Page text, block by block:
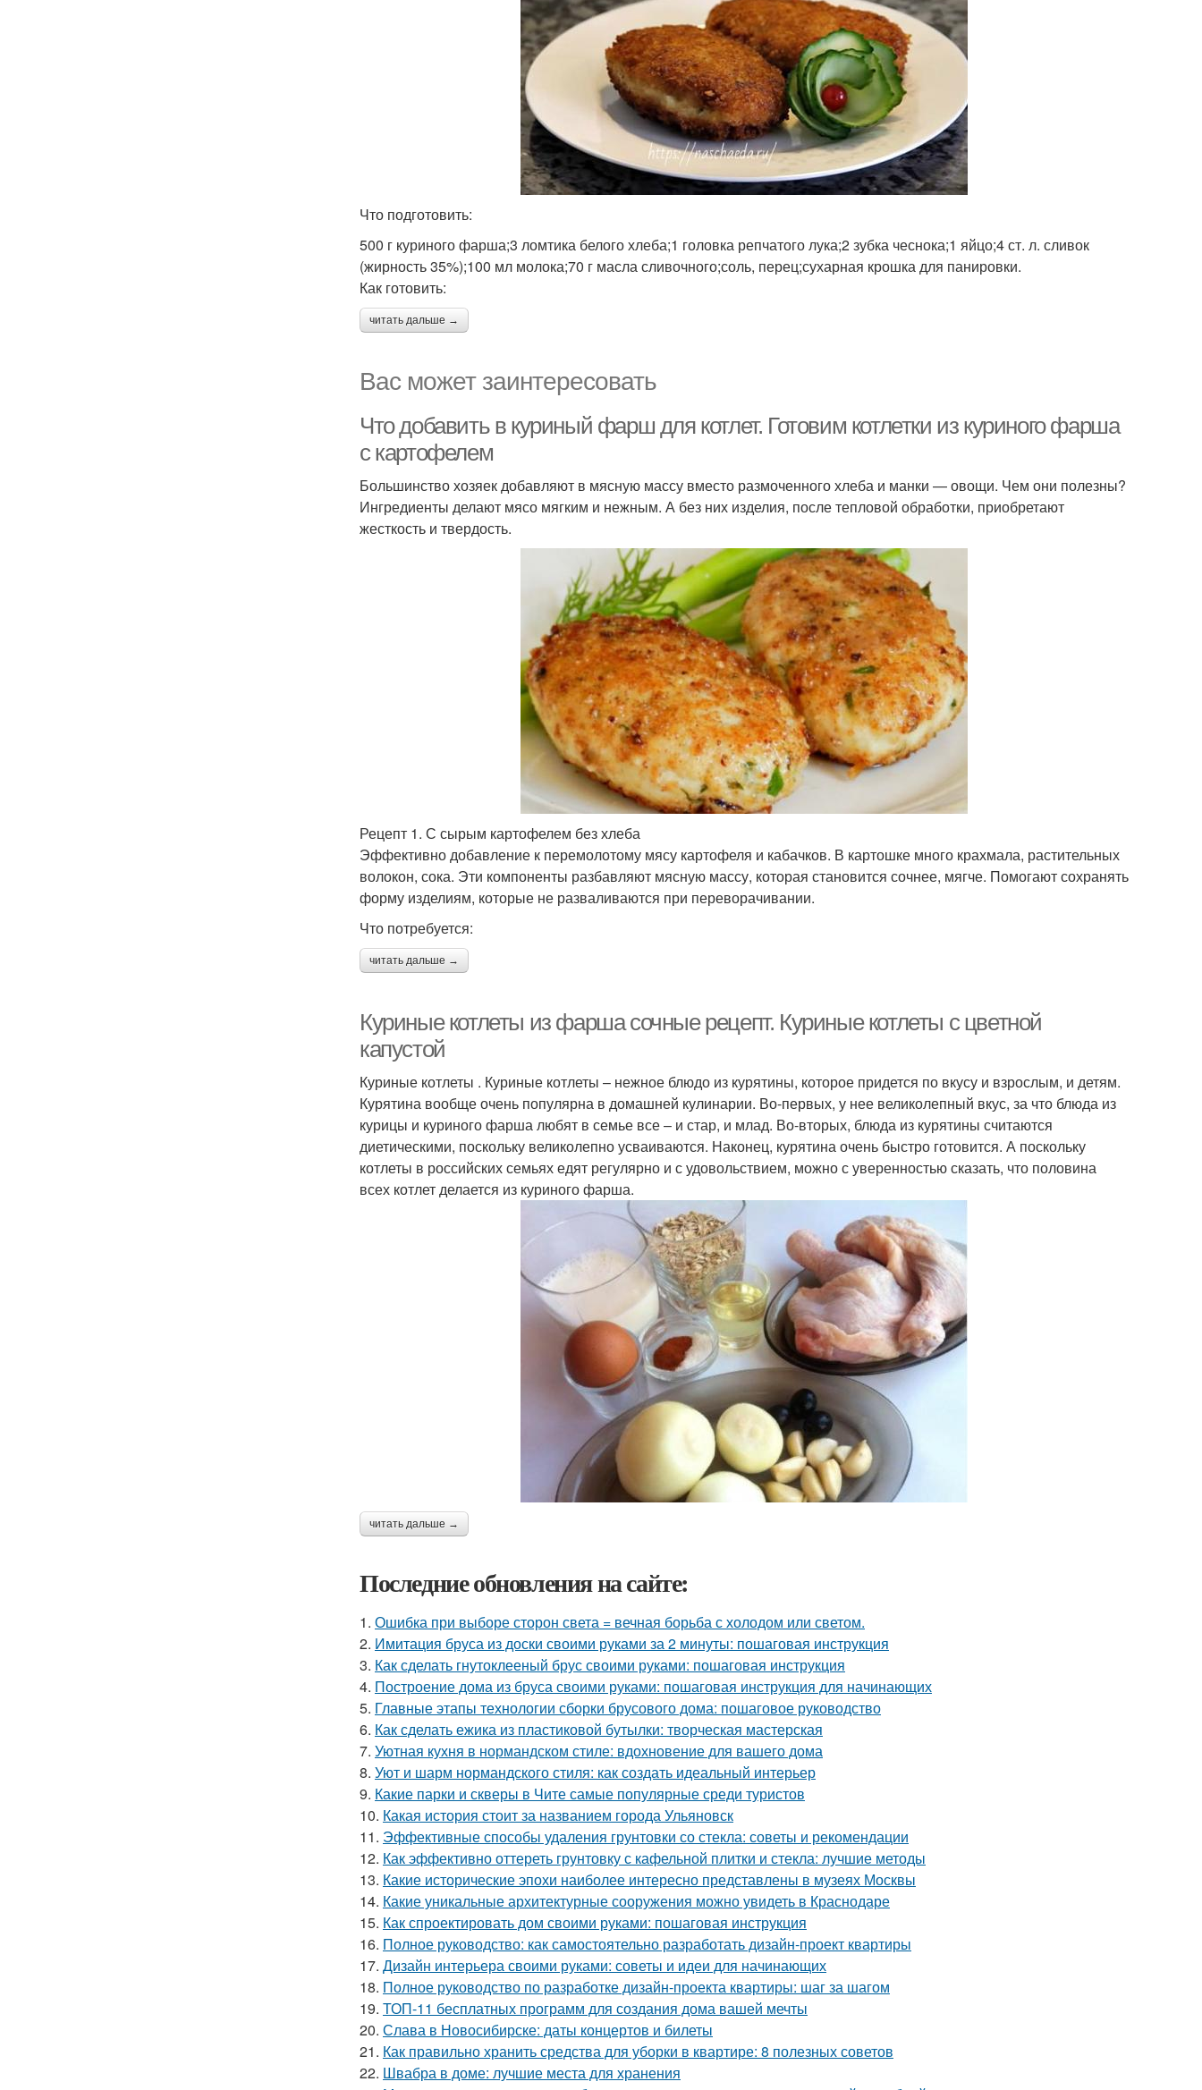
Что подготовить:
500 г куриного фарша;3 ломтика белого хлеба;1 головка репчатого лука;2 зубка чеснока;1 яйцо;4 ст. л. сливок
(жирность 35%);100 мл молока;70 г масла сливочного;соль, перец;сухарная крошка для панировки.
Как готовить:
читать дальше →
Вас может заинтересовать
Что добавить в куриный фарш для котлет. Готовим котлетки из куриного фарша
с картофелем
Большинство хозяек добавляют в мясную массу вместо размоченного хлеба и манки — овощи. Чем они полезны?
Ингредиенты делают мясо мягким и нежным. А без них изделия, после тепловой обработки, приобретают
жесткость и твердость.
Рецепт 1. С сырым картофелем без хлеба
Эффективно добавление к перемолотому мясу картофеля и кабачков. В картошке много крахмала, растительных
волокон, сока. Эти компоненты разбавляют мясную массу, которая становится сочнее, мягче. Помогают сохранять
форму изделиям, которые не разваливаются при переворачивании.
Что потребуется:
читать дальше →
Куриные котлеты из фарша сочные рецепт. Куриные котлеты с цветной
капустой
Куриные котлеты . Куриные котлеты – нежное блюдо из курятины, которое придется по вкусу и взрослым, и детям.
Курятина вообще очень популярна в домашней кулинарии. Во-первых, у нее великолепный вкус, за что блюда из
курицы и куриного фарша любят в семье все – и стар, и млад. Во-вторых, блюда из курятины считаются
диетическими, поскольку великолепно усваиваются. Наконец, курятина очень быстро готовится. А поскольку
котлеты в российских семьях едят регулярно и с удовольствием, можно с уверенностью сказать, что половина
всех котлет делается из куриного фарша.
читать дальше →
Последние обновления на сайте:
1. Ошибка при выборе сторон света = вечная борьба с холодом или светом.
2. Имитация бруса из доски своими руками за 2 минуты: пошаговая инструкция
3. Как сделать гнутоклееный брус своими руками: пошаговая инструкция
4. Построение дома из бруса своими руками: пошаговая инструкция для начинающих
5. Главные этапы технологии сборки брусового дома: пошаговое руководство
6. Как сделать ежика из пластиковой бутылки: творческая мастерская
7. Уютная кухня в нормандском стиле: вдохновение для вашего дома
8. Уют и шарм нормандского стиля: как создать идеальный интерьер
9. Какие парки и скверы в Чите самые популярные среди туристов
10. Какая история стоит за названием города Ульяновск
11. Эффективные способы удаления грунтовки со стекла: советы и рекомендации
12. Как эффективно оттереть грунтовку с кафельной плитки и стекла: лучшие методы
13. Какие исторические эпохи наиболее интересно представлены в музеях Москвы
14. Какие уникальные архитектурные сооружения можно увидеть в Краснодаре
15. Как спроектировать дом своими руками: пошаговая инструкция
16. Полное руководство: как самостоятельно разработать дизайн-проект квартиры
17. Дизайн интерьера своими руками: советы и идеи для начинающих
18. Полное руководство по разработке дизайн-проекта квартиры: шаг за шагом
19. ТОП-11 бесплатных программ для создания дома вашей мечты
20. Слава в Новосибирске: даты концертов и билеты
21. Как правильно хранить средства для уборки в квартире: 8 полезных советов
22. Швабра в доме: лучшие места для хранения